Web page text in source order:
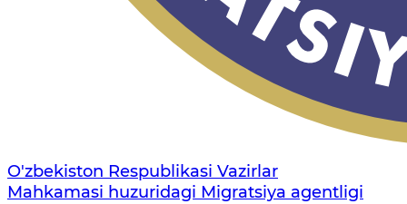
O'zbekiston Respublikasi Vazirlar
Mahkamasi huzuridagi Migratsiya agentligi